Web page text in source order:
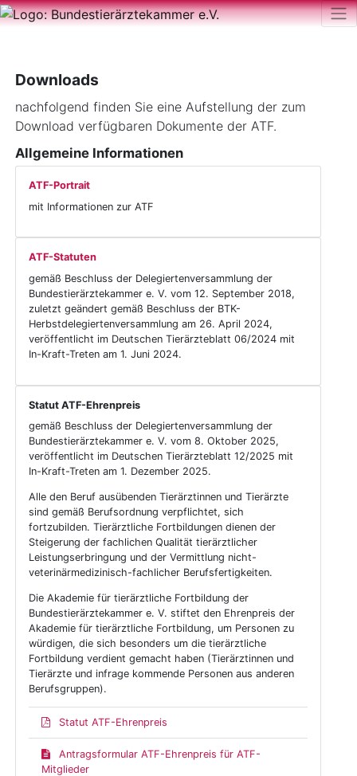
Downloads
nachfolgend finden Sie eine Aufstellung der zum
Download verfügbaren Dokumente der ATF.
Allgemeine Informationen
ATF-Portrait
mit Informationen zur ATF
ATF-Statuten
gemäß Beschluss der Delegiertenversammlung der
Bundestierärztekammer e. V. vom 12. September 2018,
zuletzt geändert gemäß Beschluss der BTK-
Herbstdelegiertenversammlung am 26. April 2024,
veröffentlicht im Deutschen Tierärzteblatt 06/2024 mit
In-Kraft-Treten am 1. Juni 2024.
Statut ATF-Ehrenpreis
gemäß Beschluss der Delegiertenversammlung der
Bundestierärztekammer e. V. vom 8. Oktober 2025,
veröffentlicht im Deutschen Tierärzteblatt 12/2025 mit
In-Kraft-Treten am 1. Dezember 2025.
Alle den Beruf ausübenden Tierärztinnen und Tierärzte
sind gemäß Berufsordnung verpflichtet, sich
fortzubilden. Tierärztliche Fortbildungen dienen der
Steigerung der fachlichen Qualität tierärztlicher
Leistungserbringung und der Vermittlung nicht-
veterinärmedizinisch-fachlicher Berufsfertigkeiten.
Die Akademie für tierärztliche Fortbildung der
Bundestierärztekammer e. V. stiftet den Ehrenpreis der
Akademie für tierärztliche Fortbildung, um Personen zu
würdigen, die sich besonders um die tierärztliche
Fortbildung verdient gemacht haben (Tierärztinnen und
Tierärzte und infrage kommende Personen aus anderen
Berufsgruppen).
Statut ATF-Ehrenpreis
Antragsformular ATF-Ehrenpreis für ATF-
Mitglieder